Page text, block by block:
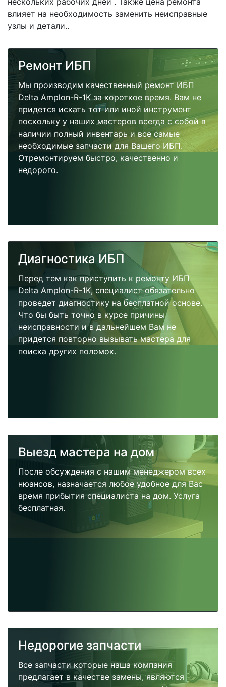
влияет на необходимость заменить неисправные
узлы и детали..
Ремонт ИБП
Мы производим качественный ремонт ИБП
Delta Amplon-R-1K за короткое время. Вам не
придется искать тот или иной инструмент
поскольку у наших мастеров всегда с собой в
наличии полный инвентарь и все самые
необходимые запчасти для Вашего ИБП.
Отремонтируем быстро, качественно и
недорого.
Диагностика ИБП
Перед тем как приступить к ремонту ИБП
Delta Amplon-R-1K, специалист обязательно
проведет диагностику на бесплатной основе.
Что бы быть точно в курсе причины
неисправности и в дальнейшем Вам не
придется повторно вызывать мастера для
поиска других поломок.
Выезд мастера на дом
После обсуждения с нашим менеджером всех
нюансов, назначается любое удобное для Вас
время прибытия специалиста на дом. Услуга
бесплатная.
Недорогие запчасти
Все запчасти которые наша компания
предлагает в качестве замены, являются